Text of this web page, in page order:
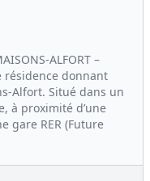
ALFORT –
résidence donnant
Alfort. Situé dans un
à proximité d’une
gare RER (Future